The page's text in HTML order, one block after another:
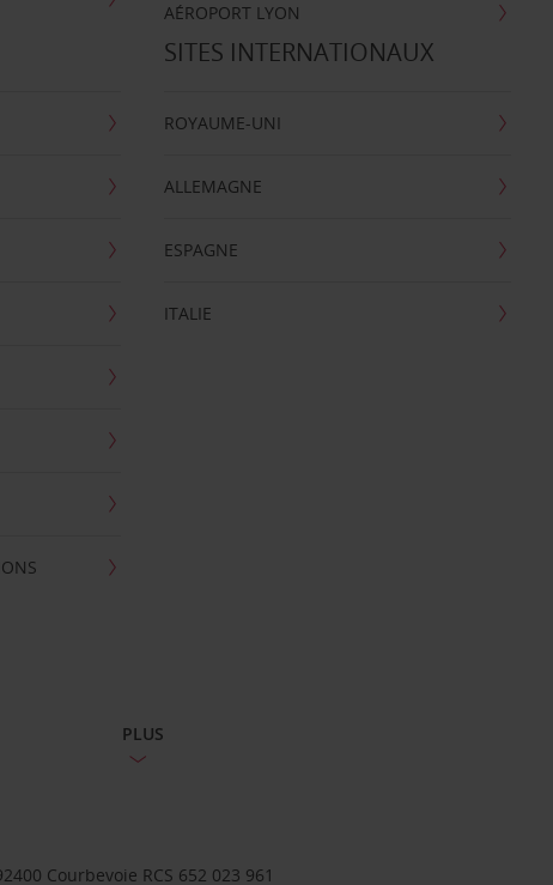
AÉROPORT LYON
SITES INTERNATIONAUX
ROYAUME-UNI
ALLEMAGNE
ESPAGNE
ITALIE
PLUS
Courbevoie RCS 652 023 961